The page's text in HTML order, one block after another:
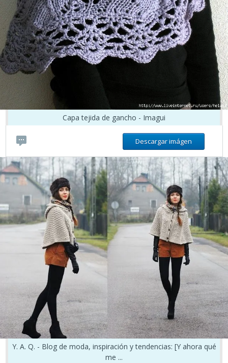
Capa tejida de gancho - Imagui
Descargar imágen
Y. A. Q. - Blog de moda, inspiración y tendencias: [Y ahora qué
me ...